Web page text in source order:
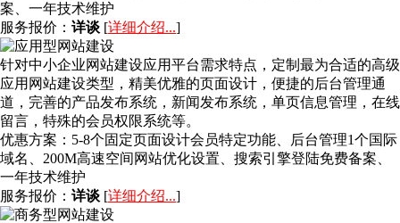
案、一年技术维护
服务报价： 详谈 [详细介绍...]
针对中小企业网站建设应用平台需求特点，定制最为合适的高级
应用网站建设类型，精美优雅的页面设计，便捷的后台管理通
道，完善的产品发布系统，新闻发布系统，单页信息管理，在线
留言，特殊的会员权限系统等。
优惠方案： 5-8个固定页面设计会员特定功能、后台管理1个国际
域名、200M高速空间网站优化设置、搜索引擎登陆免费备案、
一年技术维护
服务报价： 详谈 [详细介绍...]